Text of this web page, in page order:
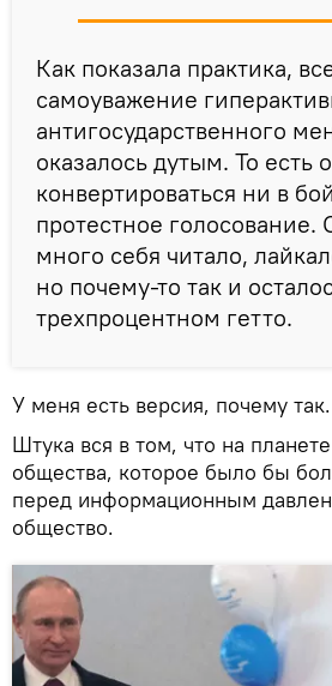
Как показала практика,
самоуважение
антигосударственного
оказалось дутым. То есть
конвертироваться ни в
протестное голосование.
много себя читало,
но почему-то так и
трехпроцентном гетто.
У меня есть версия, почему так.
Штука вся в том, что на
общества, которое было бы
перед информационным
общество.